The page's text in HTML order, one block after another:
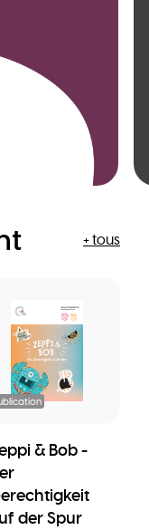
& Bob -
der Spur
+ tous